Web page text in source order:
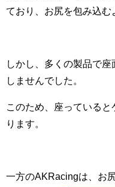
ており、お尻を包み込む
しかし、多くの製品で
しませんでした。
このため、座っている
ります。
一方のAKRacingは、お